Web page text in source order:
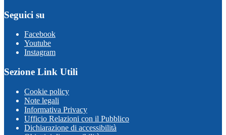
Seguici su
Facebook
Youtube
Instagram
Sezione Link Utili
Cookie policy
Note legali
Informativa Privacy
Ufficio Relazioni con il Pubblico
Dichiarazione di accessibilità